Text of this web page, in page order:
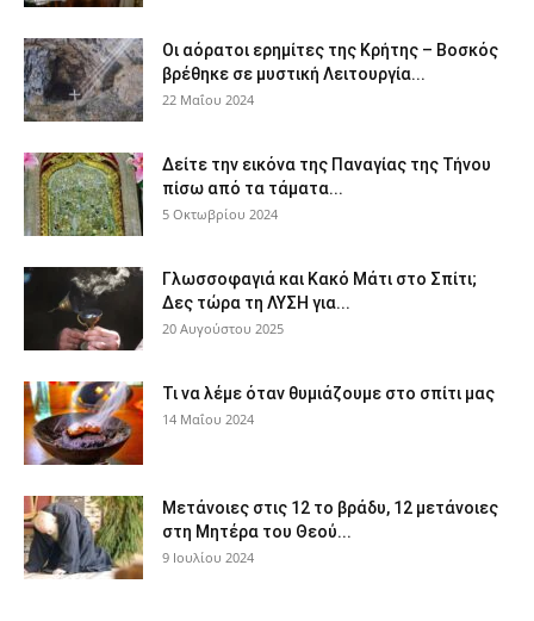
Οι αόρατοι ερημίτες της Κρήτης – Βοσκός
βρέθηκε σε μυστική Λειτουργία...
22 Μαΐου 2024
Δείτε την εικόνα της Παναγίας της Τήνου
πίσω από τα τάματα...
5 Οκτωβρίου 2024
Γλωσσοφαγιά και Κακό Μάτι στο Σπίτι;
Δες τώρα τη ΛΥΣΗ για...
20 Αυγούστου 2025
Τι να λέμε όταν θυμιάζουμε στο σπίτι μας
14 Μαΐου 2024
Μετάνοιες στις 12 το βράδυ, 12 μετάνοιες
στη Μητέρα του Θεού...
9 Ιουλίου 2024